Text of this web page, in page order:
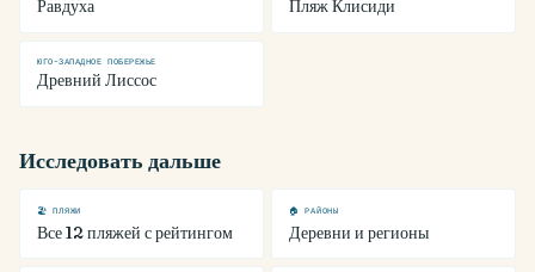
Равдуха Пляж Клисиди
ЮГО-ЗАПАДНОЕ ПОБЕРЕЖЬЕ
Древний Лиссос
Исследовать дальше
🏖 ПЛЯЖИ
Все 12 пляжей с рейтингом
🏠 РАЙОНЫ
Деревни и регионы